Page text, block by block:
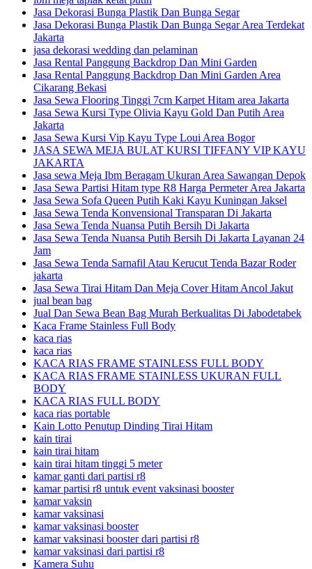
Jasa Dekorasi Bunga Plastik Dan Bunga Segar
Jasa Dekorasi Bunga Plastik Dan Bunga Segar Area Terdekat
Jakarta
jasa dekorasi wedding dan pelaminan
Jasa Rental Panggung Backdrop Dan Mini Garden
Jasa Rental Panggung Backdrop Dan Mini Garden Area
Cikarang Bekasi
Jasa Sewa Flooring Tinggi 7cm Karpet Hitam area Jakarta
Jasa Sewa Kursi Type Olivia Kayu Gold Dan Putih Area
Jakarta
Jasa Sewa Kursi Vip Kayu Type Loui Area Bogor
JASA SEWA MEJA BULAT KURSI TIFFANY VIP KAYU
JAKARTA
Jasa sewa Meja Ibm Beragam Ukuran Area Sawangan Depok
Jasa Sewa Partisi Hitam type R8 Harga Permeter Area Jakarta
Jasa Sewa Sofa Queen Putih Kaki Kayu Kuningan Jaksel
Jasa Sewa Tenda Konvensional Transparan Di Jakarta
Jasa Sewa Tenda Nuansa Putih Bersih Di Jakarta
Jasa Sewa Tenda Nuansa Putih Bersih Di Jakarta Layanan 24
Jam
Jasa Sewa Tenda Sarnafil Atau Kerucut Tenda Bazar Roder
jakarta
Jasa Sewa Tirai Hitam Dan Meja Cover Hitam Ancol Jakut
jual bean bag
Jual Dan Sewa Bean Bag Murah Berkualitas Di Jabodetabek
Kaca Frame Stainless Full Body
kaca rias
kaca rias
KACA RIAS FRAME STAINLESS FULL BODY
KACA RIAS FRAME STAINLESS UKURAN FULL
BODY
KACA RIAS FULL BODY
kaca rias portable
Kain Lotto Penutup Dinding Tirai Hitam
kain tirai
kain tirai hitam
kain tirai hitam tinggi 5 meter
kamar ganti dari partisi r8
kamar partisi r8 untuk event vaksinasi booster
kamar vaksin
kamar vaksinasi
kamar vaksinasi booster
kamar vaksinasi booster dari partisi r8
kamar vaksinasi dari partisi r8
Kamera Suhu